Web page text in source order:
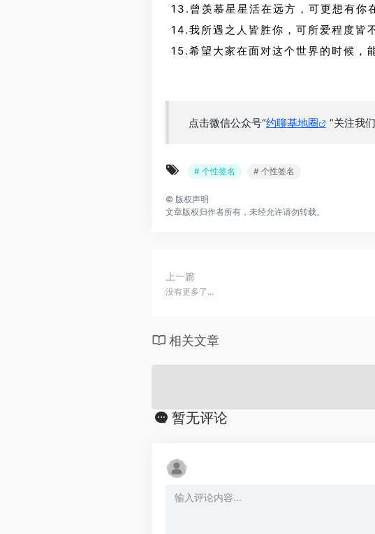
13.曾羡慕星星活在远方，可更想有你
14.我所遇之人皆胜你，可所爱程度皆
15.希望大家在面对这个世界的时候，
点击微信公众号“约聊基地圈 ”关注我
# 个性签名 # 个性签名
© 版权声明
文章版权归作者所有，未经允许请勿转载。
上一篇
没有更多了...
相关文章
暂无评论